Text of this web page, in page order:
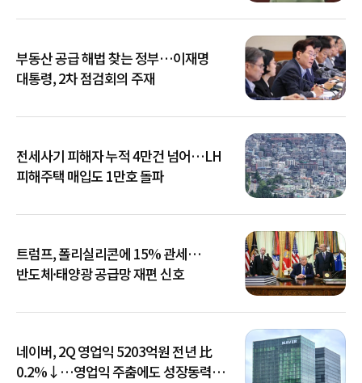
부동산 공급 해법 찾는 정부…이재명
대통령, 2차 점검회의 주재
전세사기 피해자 누적 4만건 넘어…LH
피해주택 매입도 1만호 돌파
트럼프, 폴리실리콘에 15% 관세…
반도체·태양광 공급망 재편 신호
네이버, 2Q 영업익 5203억원 전년 比
0.2%↓…영업익 주춤에도 성장동력